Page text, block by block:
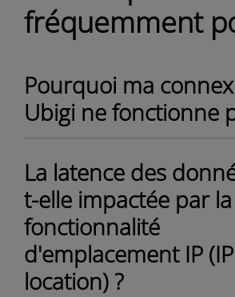
fréquemment
Pourquoi ma
Ubigi ne fonctionne
La latence des
t-elle impactée par la
fonctionnalité
d'emplacement IP (IP
location) ?